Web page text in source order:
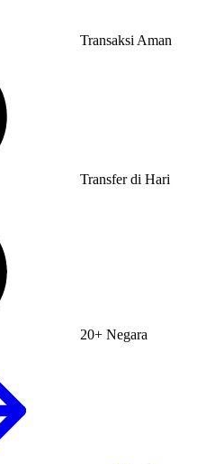
Transaksi Aman
Transfer di Hari
20+ Negara